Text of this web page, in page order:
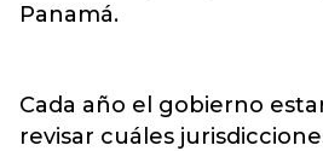
Panamá.
Cada año el gobierno
revisar cuáles